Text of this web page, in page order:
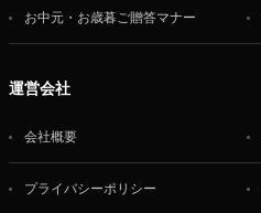
お中元・お歳暮ご贈答マナー
運営会社
会社概要
プライバシーポリシー